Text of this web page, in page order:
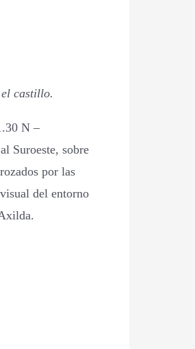
castillo.
N –
Suroeste, sobre
por las
del entorno